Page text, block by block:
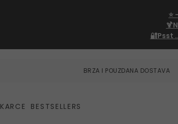
⭐
🔐Psst
BRZA I POUZDANA DOSTAVA
BESTSELLERS